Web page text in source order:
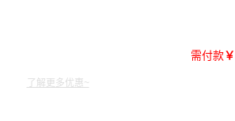
需付款￥
了解更多优惠~